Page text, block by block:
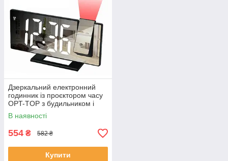
Дзеркальний електронний
годинник із проєктором часу
OPT-TOP з будильником і
календарем (2103354304)
В наявності
554 ₴ 582 ₴
Купити